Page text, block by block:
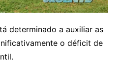
determinado a auxiliar as
o déficit de